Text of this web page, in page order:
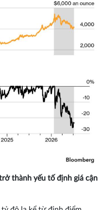
thành yếu tố định giá cận